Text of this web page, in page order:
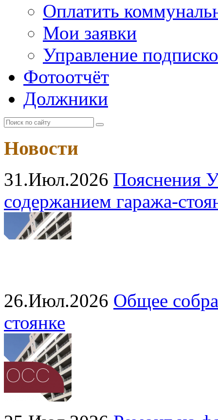
Оплатить
Мои заявки
Управление
Фотоотчёт
Должники
Новости
31.Июл.2026 Пояснения
содержанием
26.Июл.2026 Общее
стоянке